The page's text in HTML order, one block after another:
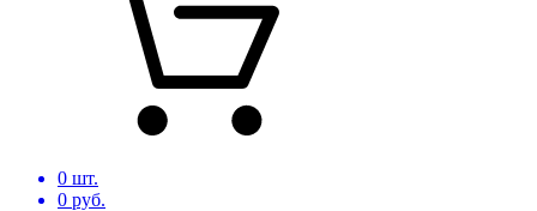
0 шт.
0 руб.